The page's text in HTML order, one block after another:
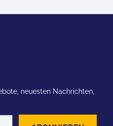
neuesten Nachrichten,